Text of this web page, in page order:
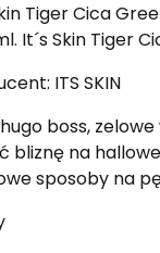
Tiger Cica
It´s Skin Tiger
ITS SKIN
boss,
bliznę na
sposoby na